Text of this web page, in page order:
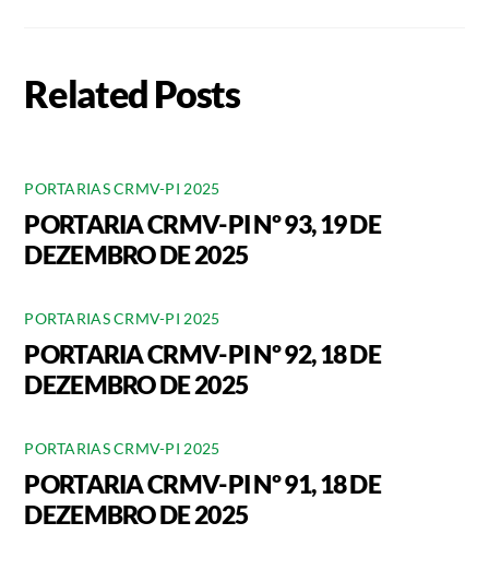
Related Posts
PORTARIAS CRMV-PI 2025
PORTARIA CRMV-PI Nº 93, 19 DE
DEZEMBRO DE 2025
PORTARIAS CRMV-PI 2025
PORTARIA CRMV-PI Nº 92, 18 DE
DEZEMBRO DE 2025
PORTARIAS CRMV-PI 2025
PORTARIA CRMV-PI Nº 91, 18 DE
DEZEMBRO DE 2025